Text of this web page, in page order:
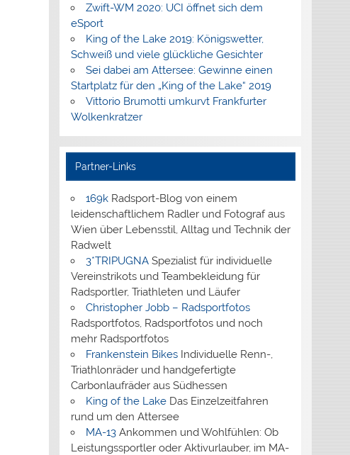
Zwift-WM 2020: UCI öffnet sich dem
eSport
King of the Lake 2019: Königswetter,
Schweiß und viele glückliche Gesichter
Sei dabei am Attersee: Gewinne einen
Startplatz für den „King of the Lake“ 2019
Vittorio Brumotti umkurvt Frankfurter
Wolkenkratzer
Partner-Links
169kRadsport-Blog von einem
leidenschaftlichem Radler und Fotograf aus
Wien über Lebensstil, Alltag und Technik der
Radwelt
3*TRIPUGNASpezialist für individuelle
Vereinstrikots und Teambekleidung für
Radsportler, Triathleten und Läufer
Christopher Jobb – Radsportfotos
Radsportfotos, Radsportfotos und noch
mehr Radsportfotos
Frankenstein BikesIndividuelle Renn-,
Triathlonräder und handgefertigte
Carbonlaufräder aus Südhessen
King of the LakeDas Einzelzeitfahren
rund um den Attersee
MA-13Ankommen und Wohlfühlen: Ob
Leistungssportler oder Aktivurlauber, im MA-